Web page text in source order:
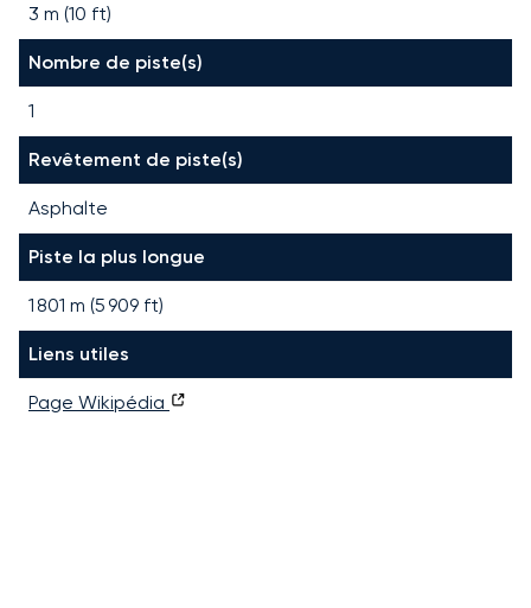
3 m (10 ft)
Nombre de piste(s)
1
Revêtement de piste(s)
Asphalte
Piste la plus longue
1 801 m (5 909 ft)
Liens utiles
Page Wikipédia